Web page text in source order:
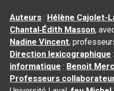
Auteurs : Hélène Cajolet-
Chantal‑Édith Masson,
Nadine Vincent,
Direction lexicographique
informatique : Benoit
Professeurs